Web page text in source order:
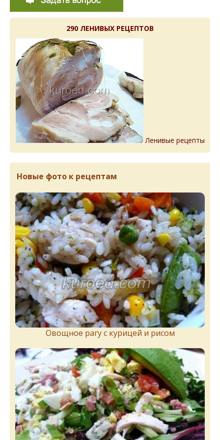
290 ЛЕНИВЫХ РЕЦЕПТОВ
Ленивые рецепты
Новые фото к рецептам
Овощное рагу с курицей и рисом